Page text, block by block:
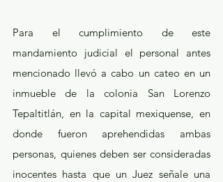
Para el cumplimiento de este
mandamiento judicial el personal antes
mencionado llevó a cabo un cateo en un
inmueble de la colonia San Lorenzo
Tepaltitlán, en la capital mexiquense, en
donde fueron aprehendidas ambas
personas, quienes deben ser consideradas
inocentes hasta que un Juez señale una